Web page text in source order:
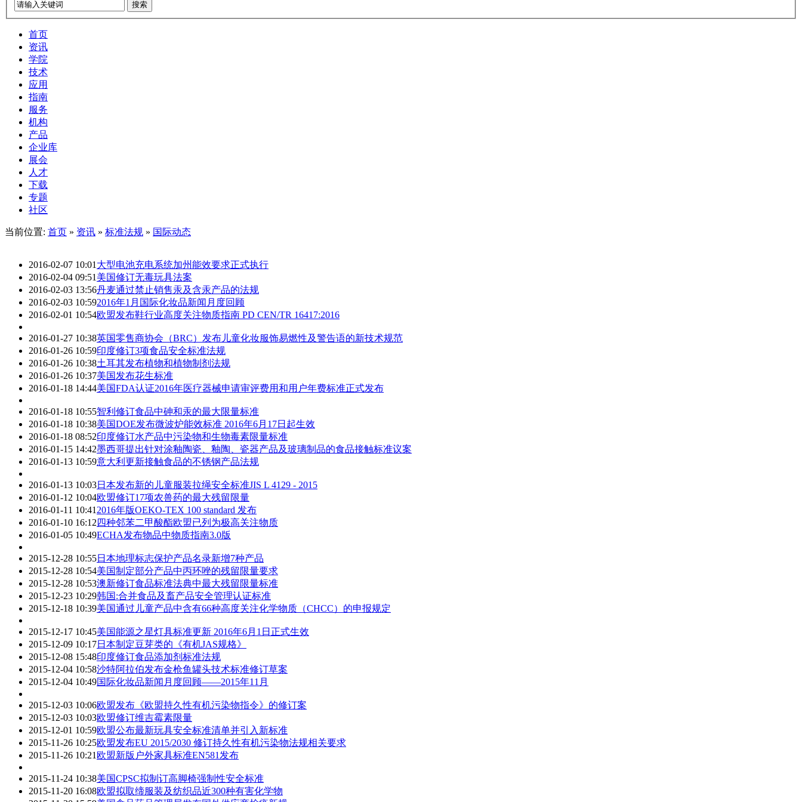
搜索
首页
资讯
学院
技术
应用
指南
服务
机构
产品
企业库
展会
人才
下载
专题
社区
当前位置: 首页 » 资讯 » 标准法规 » 国际动态
2016-02-07 10:01大型电池充电系统加州能效要求正式执行
2016-02-04 09:51美国修订无毒玩具法案
2016-02-03 13:56丹麦通过禁止销售汞及含汞产品的法规
2016-02-03 10:592016年1月国际化妆品新闻月度回顾
2016-02-01 10:54欧盟发布鞋行业高度关注物质指南 PD CEN/TR 16417:2016
2016-01-27 10:38英国零售商协会（BRC）发布儿童化妆服饰易燃性及警告语的新技术规范
2016-01-26 10:59印度修订3项食品安全标准法规
2016-01-26 10:38土耳其发布植物和植物制剂法规
2016-01-26 10:37美国发布花生标准
2016-01-18 14:44美国FDA认证2016年医疗器械申请审评费用和用户年费标准正式发布
2016-01-18 10:55智利修订食品中砷和汞的最大限量标准
2016-01-18 10:38美国DOE发布微波炉能效标准 2016年6月17日起生效
2016-01-18 08:52印度修订水产品中污染物和生物毒素限量标准
2016-01-15 14:42墨西哥提出针对涂釉陶瓷、釉陶、瓷器产品及玻璃制品的食品接触标准议案
2016-01-13 10:59意大利更新接触食品的不锈钢产品法规
2016-01-13 10:03日本发布新的儿童服装拉绳安全标准JIS L 4129 - 2015
2016-01-12 10:04欧盟修订17项农兽药的最大残留限量
2016-01-11 10:412016年版OEKO-TEX 100 standard 发布
2016-01-10 16:12四种邻苯二甲酸酯欧盟已列为极高关注物质
2016-01-05 10:49ECHA发布物品中物质指南3.0版
2015-12-28 10:55日本地理标志保护产品名录新增7种产品
2015-12-28 10:54美国制定部分产品中丙环唑的残留限量要求
2015-12-28 10:53澳新修订食品标准法典中最大残留限量标准
2015-12-23 10:29韩国:合并食品及畜产品安全管理认证标准
2015-12-18 10:39美国通过儿童产品中含有66种高度关注化学物质（CHCC）的申报规定
2015-12-17 10:45美国能源之星灯具标准更新 2016年6月1日正式生效
2015-12-09 10:17日本制定豆芽类的《有机JAS规格》
2015-12-08 15:48印度修订食品添加剂标准法规
2015-12-04 10:58沙特阿拉伯发布金枪鱼罐头技术标准修订草案
2015-12-04 10:49国际化妆品新闻月度回顾——2015年11月
2015-12-03 10:06欧盟发布《欧盟持久性有机污染物指令》的修订案
2015-12-03 10:03欧盟修订维吉霉素限量
2015-12-01 10:59欧盟公布最新玩具安全标准清单并引入新标准
2015-11-26 10:25欧盟发布EU 2015/2030 修订持久性有机污染物法规相关要求
2015-11-26 10:21欧盟新版户外家具标准EN581发布
2015-11-24 10:38美国CPSC拟制订高脚椅强制性安全标准
2015-11-20 16:08欧盟拟取缔服装及纺织品近300种有害化学物